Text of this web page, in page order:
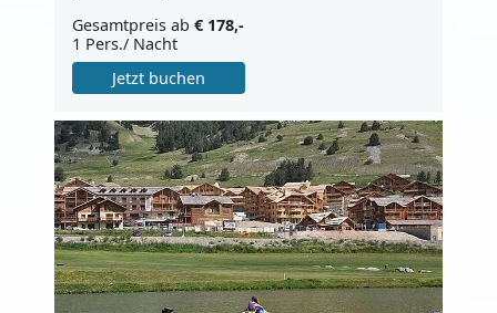
Gesamtpreis ab € 178,-
1 Pers./ Nacht
Jetzt buchen